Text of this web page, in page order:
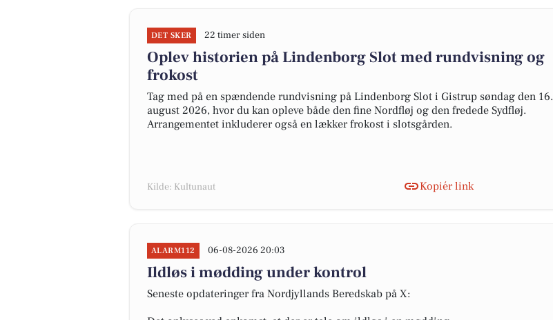
DET SKER 22 timer siden
Oplev historien på Lindenborg Slot med rundvisning og
frokost
Tag med på en spændende rundvisning på Lindenborg Slot i Gistrup søndag den 16.
august 2026, hvor du kan opleve både den fine Nordfløj og den fredede Sydfløj.
Arrangementet inkluderer også en lækker frokost i slotsgården.
Kilde: Kultunaut Kopiér link
ALARM112 06-08-2026 20:03
Ildløs i mødding under kontrol
Seneste opdateringer fra Nordjyllands Beredskab på X: